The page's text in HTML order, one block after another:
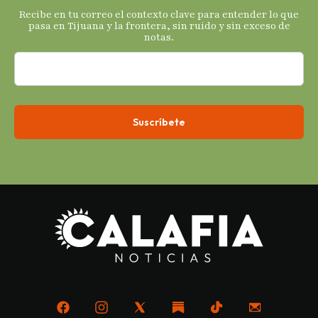
económicos.
Recibe en tu correo el contexto clave para entender lo que
pasa en Tijuana y la frontera, sin ruido y sin exceso de
notas.